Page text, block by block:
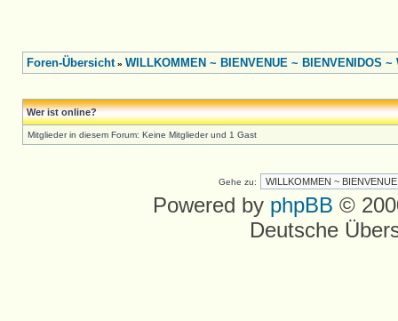
Foren-Übersicht» WILLKOMMEN ~ BIENVENUE ~ BIENVENIDOS ~
Wer ist online?
Mitglieder in diesem Forum: Keine Mitglieder und 1 Gast
Gehe zu:
Powered by phpBB ©
Deutsche